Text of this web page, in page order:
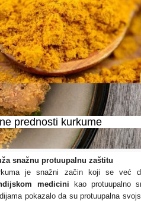
prednosti kurkume
snažnu protuupalnu zaštitu
je snažni začin koji se već
medicini
kao protuupalno
pokazalo da su protuupalna